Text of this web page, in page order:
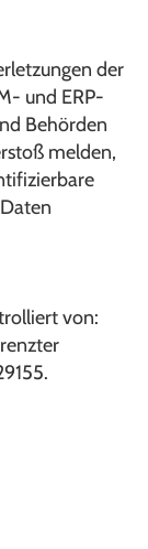
der
und ERP-
Behörden
melden,
von: